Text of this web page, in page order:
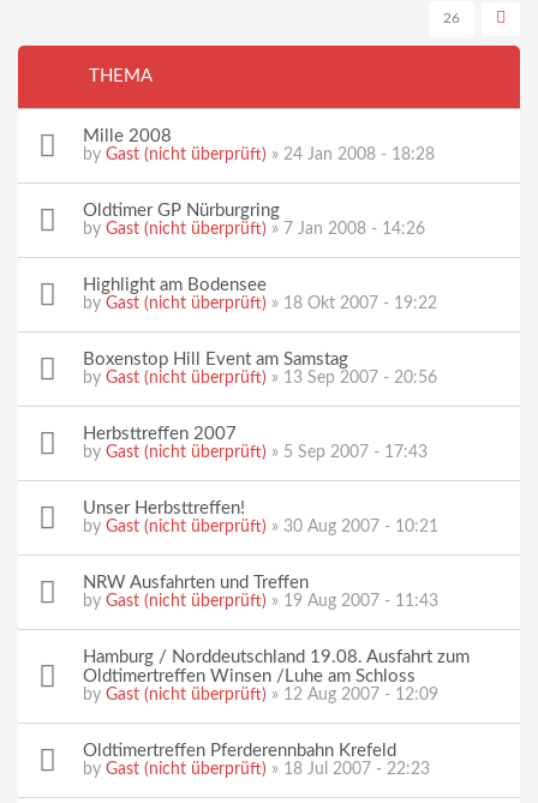
26
THEMA
Mille 2008
by Gast (nicht überprüft) » 24 Jan 2008 - 18:28
Oldtimer GP Nürburgring
by Gast (nicht überprüft) » 7 Jan 2008 - 14:26
Highlight am Bodensee
by Gast (nicht überprüft) » 18 Okt 2007 - 19:22
Boxenstop Hill Event am Samstag
by Gast (nicht überprüft) » 13 Sep 2007 - 20:56
Herbsttreffen 2007
by Gast (nicht überprüft) » 5 Sep 2007 - 17:43
Unser Herbsttreffen!
by Gast (nicht überprüft) » 30 Aug 2007 - 10:21
NRW Ausfahrten und Treffen
by Gast (nicht überprüft) » 19 Aug 2007 - 11:43
Hamburg / Norddeutschland 19.08. Ausfahrt zum
Oldtimertreffen Winsen /Luhe am Schloss
by Gast (nicht überprüft) » 12 Aug 2007 - 12:09
Oldtimertreffen Pferderennbahn Krefeld
by Gast (nicht überprüft) » 18 Jul 2007 - 22:23